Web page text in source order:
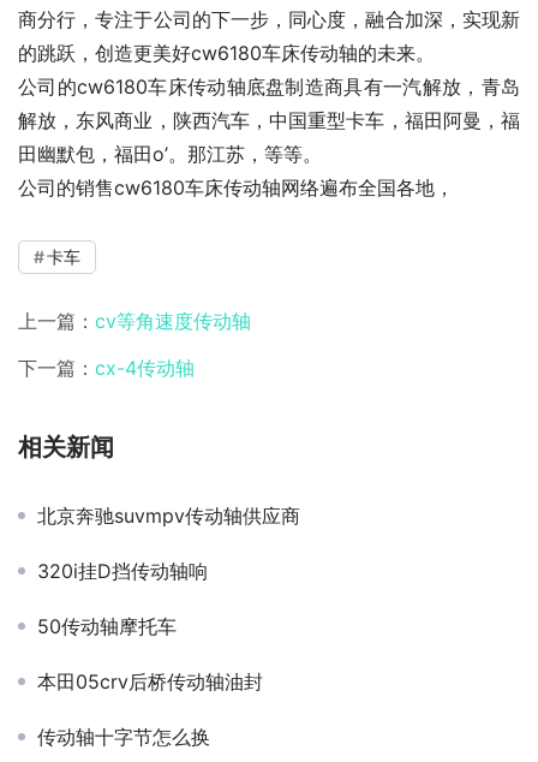
商分行，专注于公司的下一步，同心度，融合加深，实现新
的跳跃，创造更美好cw6180车床传动轴的未来。
公司的cw6180车床传动轴底盘制造商具有一汽解放，青岛
解放，东风商业，陕西汽车，中国重型卡车，福田阿曼，福
田幽默包，福田o’。那江苏，等等。
公司的销售cw6180车床传动轴网络遍布全国各地，
卡车
上一篇： cv等角速度传动轴
下一篇： cx-4传动轴
相关新闻
北京奔驰suvmpv传动轴供应商
320i挂D挡传动轴响
50传动轴摩托车
本田05crv后桥传动轴油封
传动轴十字节怎么换